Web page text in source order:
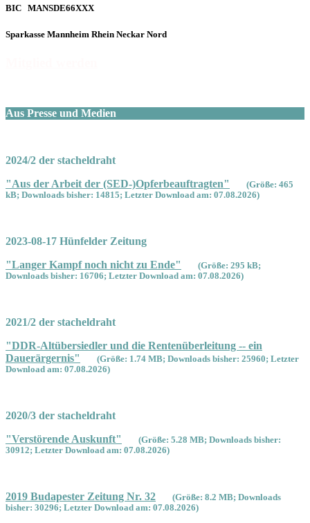
BIC MANSDE66XXX
Sparkasse Mannheim Rhein Neckar Nord
Aus Presse und Medien
2024/2 der stacheldraht
"Aus der Arbeit der (SED-)Opferbeauftragten"
(Größe: 465
kB; Downloads bisher: 14815; Letzter Download am: 07.08.2026)
2023-08-17 Hünfelder Zeitung
"Langer Kampf noch nicht zu Ende"
(Größe: 295 kB;
Downloads bisher: 16706; Letzter Download am: 07.08.2026)
2021/2 der stacheldraht
"DDR-Altübersiedler und die Rentenüberleitung -- ein
Dauerärgernis"
(Größe: 1.74 MB; Downloads bisher: 25960; Letzter
Download am: 07.08.2026)
2020/3 der stacheldraht
"Verstörende Auskunft"
(Größe: 5.28 MB; Downloads bisher:
30912; Letzter Download am: 07.08.2026)
2019 Budapester Zeitung Nr. 32
(Größe: 8.2 MB; Downloads
bisher: 30296; Letzter Download am: 07.08.2026)